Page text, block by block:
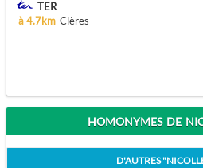
TER
à 4.7km Clères
HOMONYMES DE
D'AUTRES "